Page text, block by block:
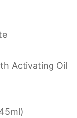
Activating Oil